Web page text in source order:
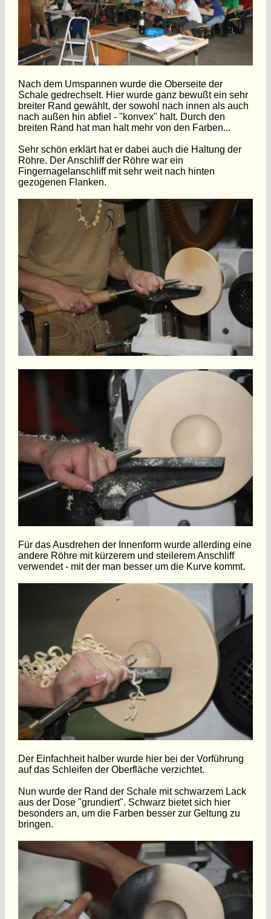
Nach dem Umspannen wurde die Oberseite der
Schale gedrechselt. Hier wurde ganz bewußt ein sehr
breiter Rand gewählt, der sowohl nach innen als auch
nach außen hin abfiel - "konvex" halt. Durch den
breiten Rand hat man halt mehr von den Farben...
Sehr schön erklärt hat er dabei auch die Haltung der
Röhre. Der Anschliff der Röhre war ein
Fingernagelanschliff mit sehr weit nach hinten
gezogenen Flanken.
Für das Ausdrehen der Innenform wurde allerding eine
andere Röhre mit kürzerem und steilerem Anschliff
verwendet - mit der man besser um die Kurve kommt.
Der Einfachheit halber wurde hier bei der Vorführung
auf das Schleifen der Oberfläche verzichtet.
Nun wurde der Rand der Schale mit schwarzem Lack
aus der Dose "grundiert". Schwarz bietet sich hier
besonders an, um die Farben besser zur Geltung zu
bringen.